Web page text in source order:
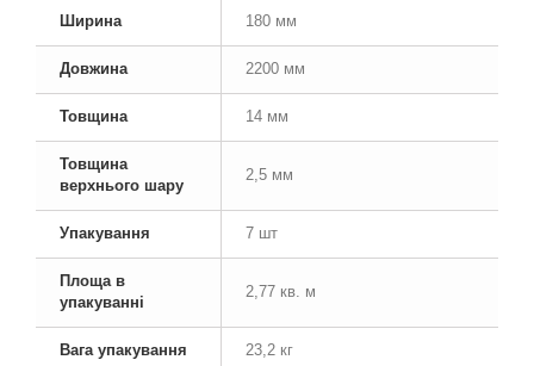
Ширина 180 мм
Довжина 2200 мм
Товщина 14 мм
Товщина
верхнього шару
2,5 мм
Упакування 7 шт
Площа в
упакуванні
2,77 кв. м
Вага упакування 23,2 кг